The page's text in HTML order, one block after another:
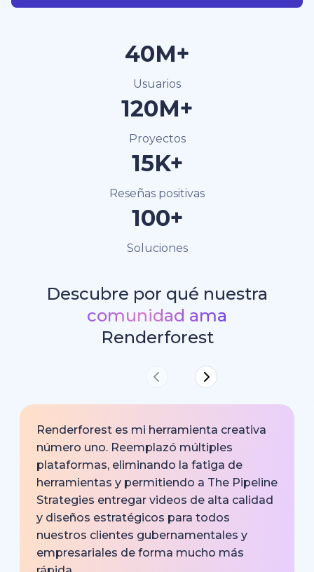
40M+
Usuarios
120M+
Proyectos
15K+
Reseñas positivas
100+
Soluciones
Descubre por qué nuestra
comunidad ama
Renderforest
Renderforest es mi herramienta creativa
número uno. Reemplazó múltiples
plataformas, eliminando la fatiga de
herramientas y permitiendo a The Pipeline
Strategies entregar videos de alta calidad
y diseños estratégicos para todos
nuestros clientes gubernamentales y
empresariales de forma mucho más